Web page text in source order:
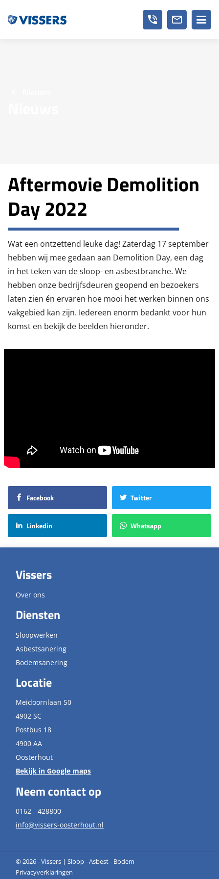
phone_in_talk mail_outline
Aftermovie Demolition
Day 2022
Wat een ontzettend leuke dag! Zaterdag 17 september
hebben wij mee gedaan aan Demolition Day, een dag
in het teken van de sloop- en asbestbranche. We
hebben onze bedrijfsdeuren geopend en bezoekers
laten zien én ervaren hoe mooi het werken binnen ons
vakgebied kan zijn. Iedereen enorm bedankt voor hun
komst en bekijk de beelden hieronder.
Facebook Twitter
Linkedin Whatsapp
Vissers
Over ons
Diensten
Sloopwerken
Asbestsanering
Bodemsanering
Locatie
Meidoornlaan 50
4902 SC
Postbus 18
4900 AA
Oosterhout
Bekijk in Google maps
Neem contact op
0162 - 428800
info@vissers-oosterhout.nl
© 2026 - Vissers | Sloop - Asbest - Bodem
Privacyverklaringen